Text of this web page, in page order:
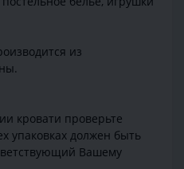
из
кровати проверьте
упаковках должен быть
Вашему